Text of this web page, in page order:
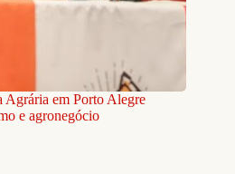
Agrária em Porto Alegre
e agronegócio